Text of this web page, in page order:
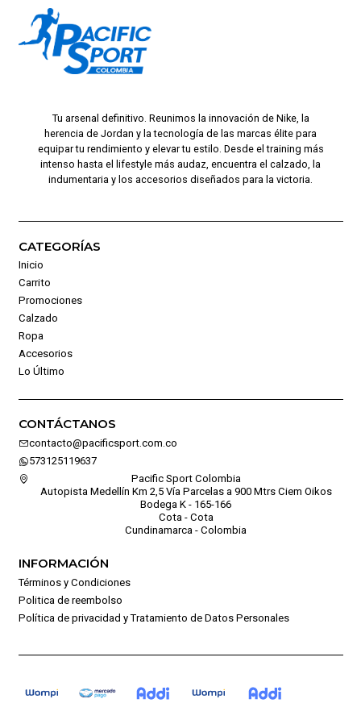
Tu arsenal definitivo. Reunimos la innovación de Nike, la
herencia de Jordan y la tecnología de las marcas élite para
equipar tu rendimiento y elevar tu estilo. Desde el training más
intenso hasta el lifestyle más audaz, encuentra el calzado, la
indumentaria y los accesorios diseñados para la victoria.
CATEGORÍAS
Inicio
Carrito
Promociones
Calzado
Ropa
Accesorios
Lo Último
CONTÁCTANOS
contacto@pacificsport.com.co
573125119637
Pacific Sport Colombia
Autopista Medellín Km 2,5 Vía Parcelas a 900 Mtrs Ciem Oikos
Bodega K - 165-166
Cota - Cota
Cundinamarca - Colombia
INFORMACIÓN
Términos y Condiciones
Politica de reembolso
Política de privacidad y Tratamiento de Datos Personales